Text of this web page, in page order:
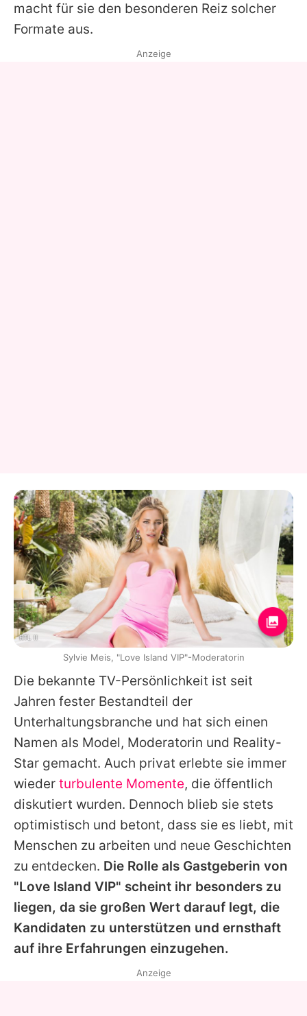
macht für sie den besonderen Reiz solcher
Formate aus.
Die bekannte TV-Persönlichkeit ist seit
Jahren fester Bestandteil der
Unterhaltungsbranche und hat sich einen
Namen als Model, Moderatorin und Reality-
Star gemacht. Auch privat erlebte sie immer
wieder turbulente Momente, die öffentlich
diskutiert wurden. Dennoch blieb sie stets
optimistisch und betont, dass sie es liebt, mit
Menschen zu arbeiten und neue Geschichten
zu entdecken. Die Rolle als Gastgeberin von
"Love Island VIP" scheint ihr besonders zu
liegen, da sie großen Wert darauf legt, die
Kandidaten zu unterstützen und ernsthaft
auf ihre Erfahrungen einzugehen.
Anzeige
RTL II
Sylvie Meis, "Love Island VIP"-Moderatorin
Anzeige